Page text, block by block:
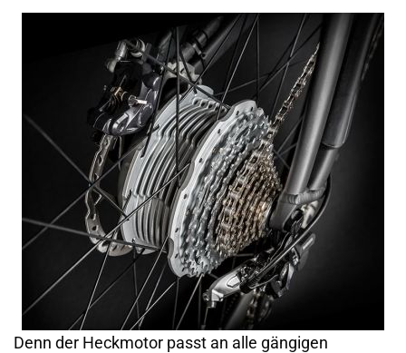
Denn der Heckmotor passt an alle gängigen